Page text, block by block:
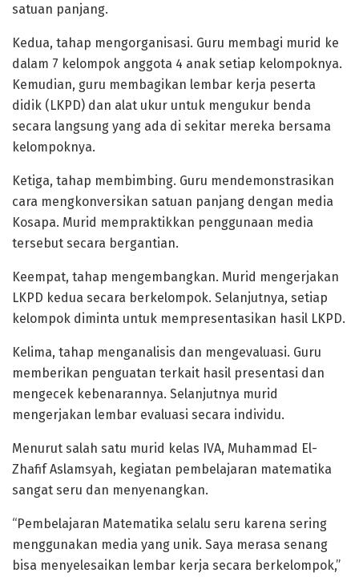
satuan panjang.
Kedua, tahap mengorganisasi. Guru membagi murid ke
dalam 7 kelompok anggota 4 anak setiap kelompoknya.
Kemudian, guru membagikan lembar kerja peserta
didik (LKPD) dan alat ukur untuk mengukur benda
secara langsung yang ada di sekitar mereka bersama
kelompoknya.
Ketiga, tahap membimbing. Guru mendemonstrasikan
cara mengkonversikan satuan panjang dengan media
Kosapa. Murid mempraktikkan penggunaan media
tersebut secara bergantian.
Keempat, tahap mengembangkan. Murid mengerjakan
LKPD kedua secara berkelompok. Selanjutnya, setiap
kelompok diminta untuk mempresentasikan hasil LKPD.
Kelima, tahap menganalisis dan mengevaluasi. Guru
memberikan penguatan terkait hasil presentasi dan
mengecek kebenarannya. Selanjutnya murid
mengerjakan lembar evaluasi secara individu.
Menurut salah satu murid kelas IVA, Muhammad El-
Zhafif Aslamsyah, kegiatan pembelajaran matematika
sangat seru dan menyenangkan.
“Pembelajaran Matematika selalu seru karena sering
menggunakan media yang unik. Saya merasa senang
bisa menyelesaikan lembar kerja secara berkelompok,”